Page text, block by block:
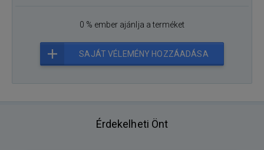
0 % ember ajánlja a terméket
SAJÁT VÉLEMÉNY HOZZÁADÁSA
Érdekelheti Önt